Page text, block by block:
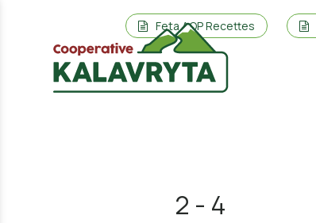
Feta AOP Recettes
2 - 4